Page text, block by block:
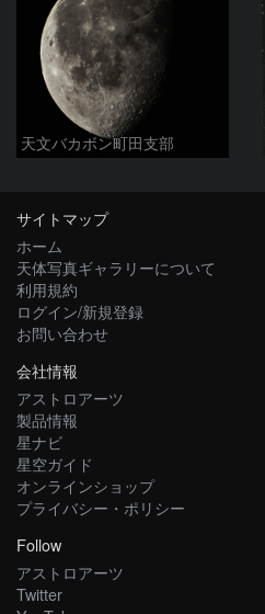
天文バカボン町田支部
サイトマップ
ホーム
天体写真ギャラリーについて
利用規約
ログイン/新規登録
お問い合わせ
会社情報
アストロアーツ
製品情報
星ナビ
星空ガイド
オンラインショップ
プライバシー・ポリシー
Follow
アストロアーツ
Twitter